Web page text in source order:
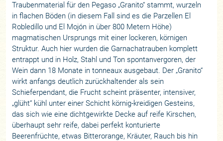
Traubenmaterial für den Pegaso „Granito“ stammt, wurzeln
in flachen Böden (in diesem Fall sind es die Parzellen El
Robledillo und El Mojón in über 800 Metern Höhe)
magmatischen Ursprungs mit einer lockeren, körnigen
Struktur. Auch hier wurden die Garnachatrauben komplett
entrappt und in Holz, Stahl und Ton spontanvergoren, der
Wein dann 18 Monate in tonneaux ausgebaut. Der „Granito“
wirkt anfangs deutlich zurückhaltender als sein
Schieferpendant, die Frucht scheint präsenter, intensiver,
„glüht“ kühl unter einer Schicht körnig-kreidigen Gesteins,
das sich wie eine dichtgewirkte Decke auf reife Kirschen,
überhaupt sehr reife, dabei perfekt konturierte
Beerenfrüchte, etwas Bitterorange, Kräuter, Rauch bis hin